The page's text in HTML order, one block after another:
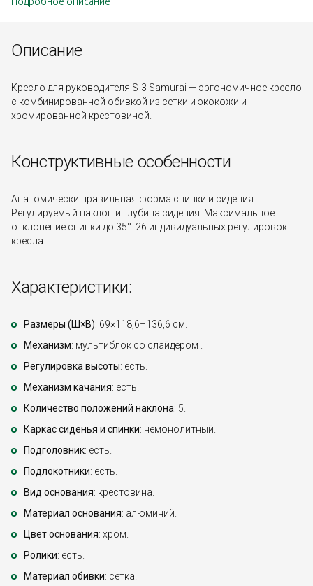
Описание
Кресло для руководителя S-3 Samurai — эргономичное кресло
с комбинированной обивкой из сетки и экокожи и
хромированной крестовиной.
Конструктивные особенности
Анатомически правильная форма спинки и сидения.
Регулируемый наклон и глубина сидения. Максимальное
отклонение спинки до 35°. 26 индивидуальных регулировок
кресла.
Характеристики:
Размеры (Ш×В): 69×118,6–136,6 см.
Механизм: мультиблок со слайдером .
Регулировка высоты: есть.
Механизм качания: есть.
Количество положений наклона: 5.
Каркас сиденья и спинки: немонолитный.
Подголовник: есть.
Подлокотники: есть.
Вид основания: крестовина.
Материал основания: алюминий.
Цвет основания: хром.
Ролики: есть.
Материал обивки: сетка.